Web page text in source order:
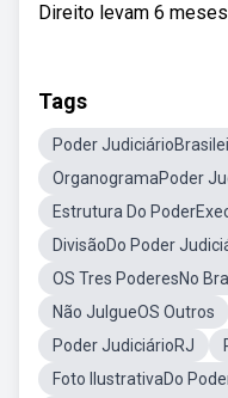
Direito levam 6 meses
Tags
Poder
OrganogramaPoder
Estrutura Do
DivisãoDo Poder
OS Tres PoderesNo
Não JulgueOS Outros
Poder JudiciárioRJ
Foto IlustrativaDo